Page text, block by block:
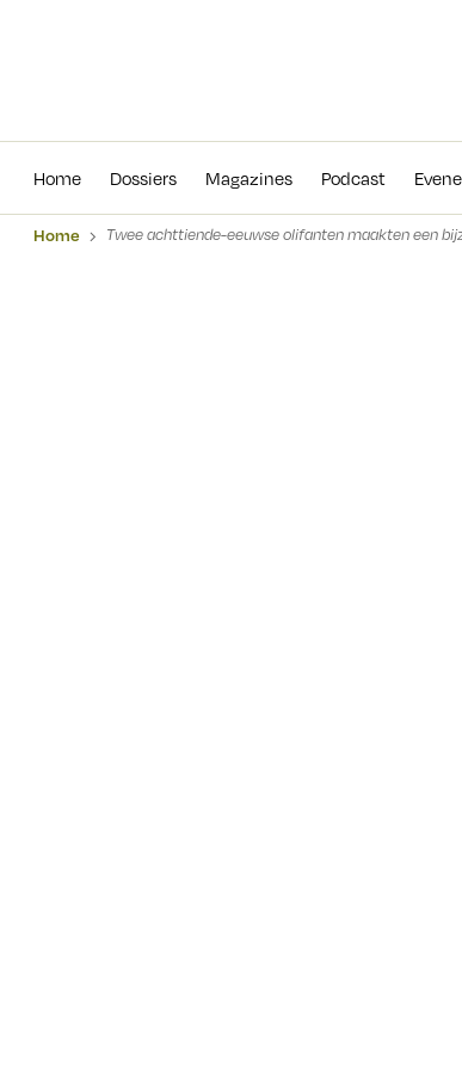
Home Dossiers Magazines Podcast
Home Twee achttiende-eeuwse olifanten maakten een